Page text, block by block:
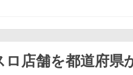
店舗を都道府県